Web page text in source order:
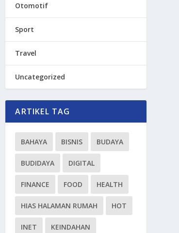
Otomotif
Sport
Travel
Uncategorized
ARTIKEL TAG
BAHAYA BISNIS BUDAYA
BUDIDAYA DIGITAL
FINANCE FOOD HEALTH
HIAS HALAMAN RUMAH HOT
INET KEINDAHAN